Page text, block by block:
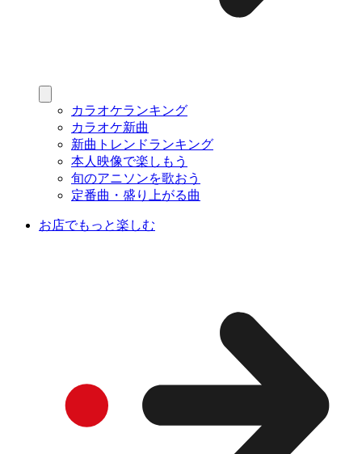
カラオケランキング
カラオケ新曲
新曲トレンドランキング
本人映像で楽しもう
旬のアニソンを歌おう
定番曲・盛り上がる曲
お店でもっと楽しむ